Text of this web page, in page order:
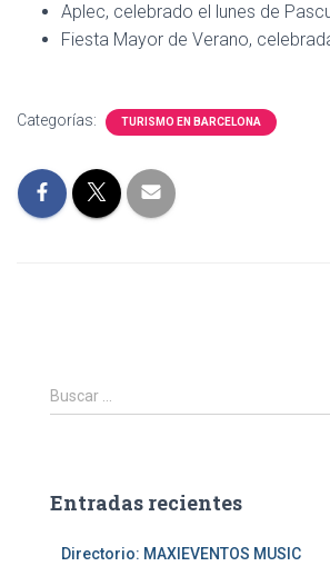
Aplec, celebrado el lunes de
Fiesta Mayor de Verano,
Categorías: TURISMO EN BARCELONA
B
u
r
Buscar …
Entradas recientes
Directorio: MAXIEVENTOS MUSIC